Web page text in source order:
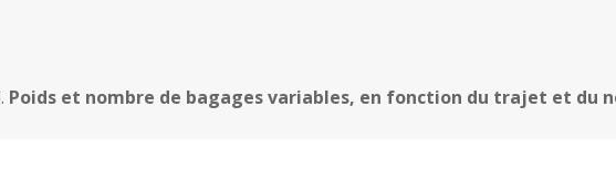
Poids et nombre de bagages variables, en fonction du trajet et du